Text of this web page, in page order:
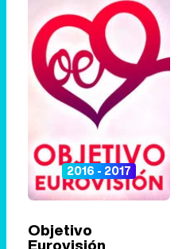
2016 - 2017
Objetivo